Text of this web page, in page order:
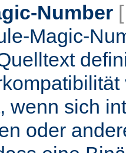
Number
Magic-
wenn sich
oder